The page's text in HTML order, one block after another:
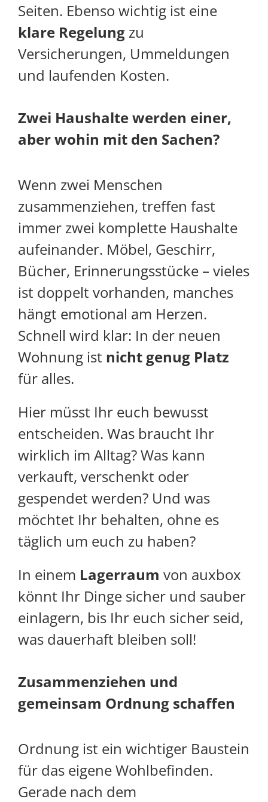
Seiten. Ebenso wichtig ist eine
klare Regelung zu
Versicherungen, Ummeldungen
und laufenden Kosten.
Zwei Haushalte werden einer,
aber wohin mit den Sachen?
Wenn zwei Menschen
zusammenziehen, treffen fast
immer zwei komplette Haushalte
aufeinander. Möbel, Geschirr,
Bücher, Erinnerungsstücke – vieles
ist doppelt vorhanden, manches
hängt emotional am Herzen.
Schnell wird klar: In der neuen
Wohnung ist nicht genug Platz
für alles.
Hier müsst Ihr euch bewusst
entscheiden. Was braucht Ihr
wirklich im Alltag? Was kann
verkauft, verschenkt oder
gespendet werden? Und was
möchtet Ihr behalten, ohne es
täglich um euch zu haben?
In einem Lagerraum von auxbox
könnt Ihr Dinge sicher und sauber
einlagern, bis Ihr euch sicher seid,
was dauerhaft bleiben soll!
Zusammenziehen und
gemeinsam Ordnung schaffen
Ordnung ist ein wichtiger Baustein
für das eigene Wohlbefinden.
Gerade nach dem